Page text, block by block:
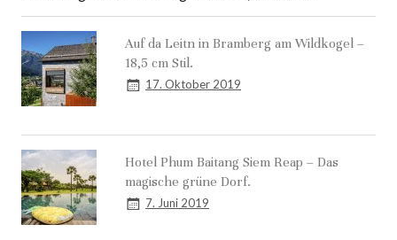
Vernünftiges dabei herausgekommen, wenn man
Auf da Leitn in Bramberg am Wildkogel –
18,5 cm Stil.
Hotel Phum Baitang Siem Reap – Das
magische grüne Dorf.